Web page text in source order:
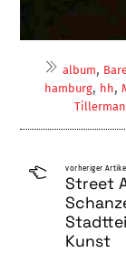
album,
hamburg, hh,
Tillerman
vorheriger
Street
Kunst